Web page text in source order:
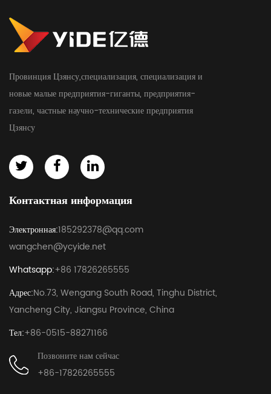
Провинция Цзянсу,специализация, специализация и
новые малые предприятия-гиганты, предприятия-
газели, частные научно-технические предприятия
Цзянсу
Контактная информация
Электронная:185292378@qq.com
wangchen@ycyide.net
Whatsapp:+86 17826265555
Адрес:No.73, Wengang South Road, Tinghu District,
Yancheng City, Jiangsu Province, China
Тел:+86-0515-88271166
Позвоните нам сейчас
+86-17826265555